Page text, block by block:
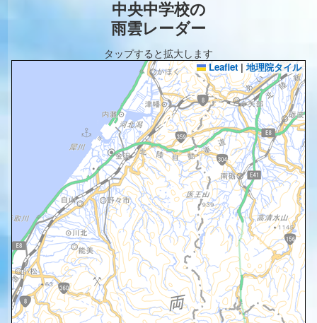
中央中学校の
雨雲レーダー
タップすると拡大します
Leaflet | 地理院タイル